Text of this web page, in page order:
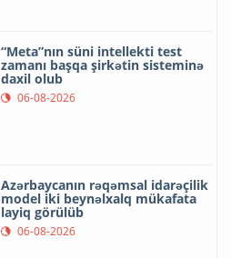
“Meta”nın süni intellekti test
zamanı başqa şirkətin sisteminə
daxil olub
06-08-2026
Azərbaycanın rəqəmsal idarəçilik
model iki beynəlxalq mükafata
layiq görülüb
06-08-2026